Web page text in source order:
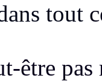
tout
être